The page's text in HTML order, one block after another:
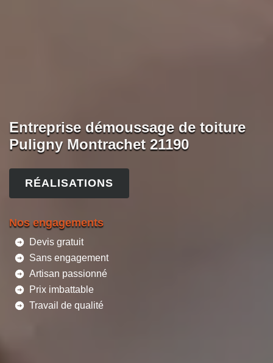
Entreprise démoussage de toiture
Puligny Montrachet 21190
RÉALISATIONS
Nos engagements
Devis gratuit
Sans engagement
Artisan passionné
Prix imbattable
Travail de qualité